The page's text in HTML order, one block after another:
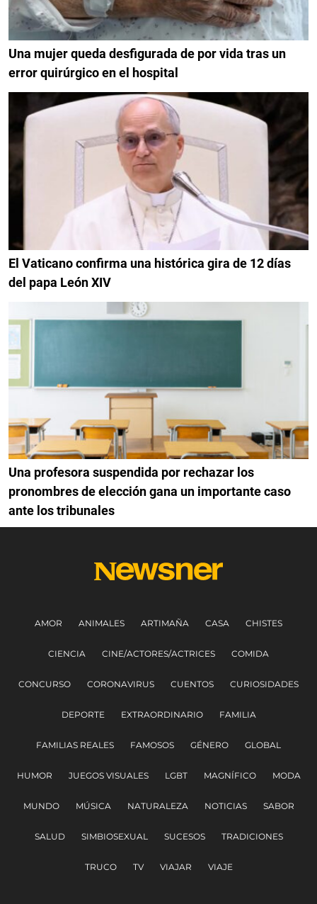
Una mujer queda desfigurada de por vida tras un
error quirúrgico en el hospital
El Vaticano confirma una histórica gira de 12 días
del papa León XIV
Una profesora suspendida por rechazar los
pronombres de elección gana un importante caso
ante los tribunales
AMOR ANIMALES ARTIMAÑA CASA CHISTES
CIENCIA CINE/ACTORES/ACTRICES COMIDA
CONCURSO CORONAVIRUS CUENTOS CURIOSIDADES
DEPORTE EXTRAORDINARIO FAMILIA
FAMILIAS REALES FAMOSOS GÉNERO GLOBAL
HUMOR JUEGOS VISUALES LGBT MAGNÍFICO MODA
MUNDO MÚSICA NATURALEZA NOTICIAS SABOR
SALUD SIMBIOSEXUAL SUCESOS TRADICIONES
TRUCO TV VIAJAR VIAJE